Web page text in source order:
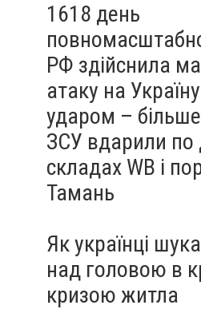
1618 день
РФ здійснила
атаку на
ударом –
ЗСУ вдарили по
складах WB і
Тамань
Як українці
над головою в
кризою житла